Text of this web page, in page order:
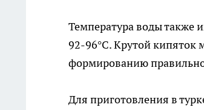
Температура воды также
92-96°C. Крутой кипяток
формированию
Для приготовления в